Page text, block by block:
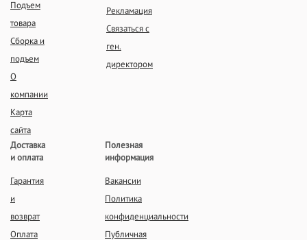
Подъем
товара
Сборка и
подъем
О
компании
Карта
сайта
Рекламация
Связаться с
ген.
директором
Доставка
и оплата
Гарантия
и
возврат
Оплата
Полезная
информация
Вакансии
Политика
конфиденциальности
Публичная